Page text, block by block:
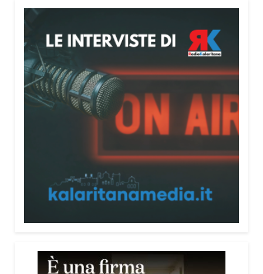
libanese del Consiglio dei Giovani del
Mediterraneo della CEI: «Il campo è molto più di
un’esperienza di volontariato: è un’opportunità per
costruire relazioni attraverso il servizio, linguaggio
universale capace di unire persone diverse».
Condividi:
X WhatsApp
E-mail Stampa